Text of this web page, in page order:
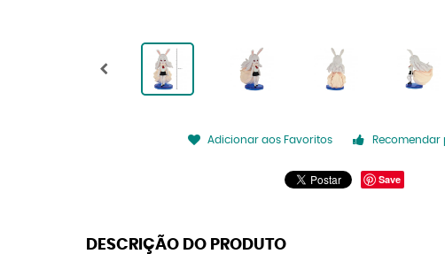
Adicionar aos Favoritos Recomendar
Save
DESCRIÇÃO DO PRODUTO